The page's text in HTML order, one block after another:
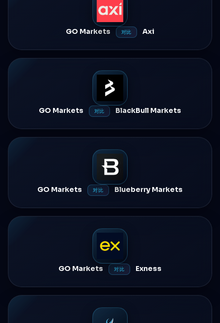
GO Markets 对比 Axi
GO Markets 对比 BlackBull Markets
GO Markets 对比 Blueberry Markets
GO Markets 对比 Exness